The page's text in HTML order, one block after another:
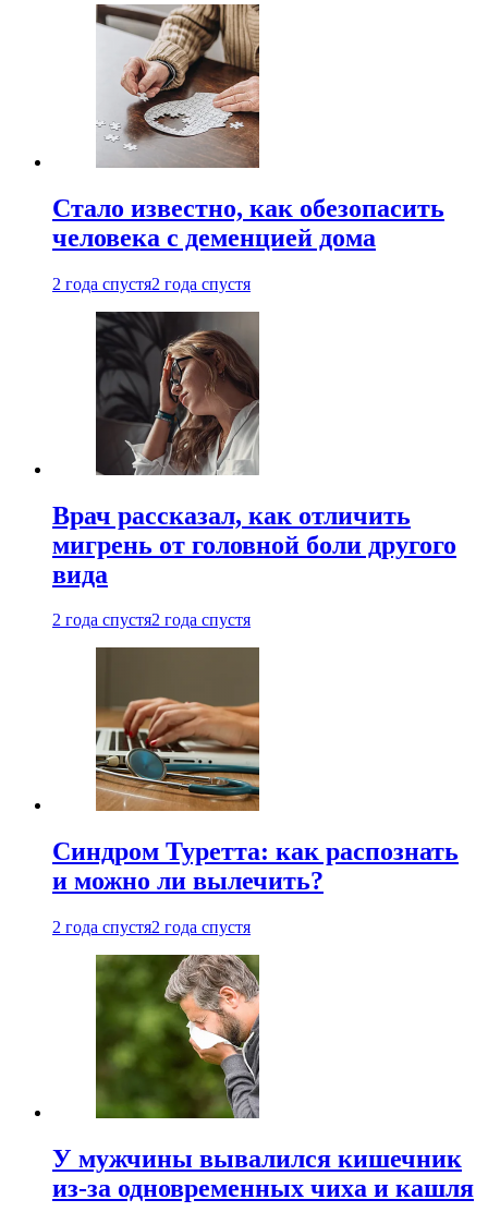
Стало известно, как обезопасить
человека с деменцией дома
2 года спустя2 года спустя
Врач рассказал, как отличить
мигрень от головной боли другого
вида
2 года спустя2 года спустя
Синдром Туретта: как распознать
и можно ли вылечить?
2 года спустя2 года спустя
У мужчины вывалился кишечник
из-за одновременных чиха и кашля